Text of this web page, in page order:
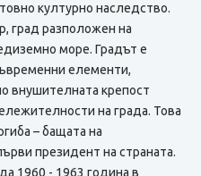
културно наследство.
град разположен на
море. Градът е
елементи,
внушителната крепост
на градa. Това
– бащата на
президент на страната.
1960 - 1963 година в